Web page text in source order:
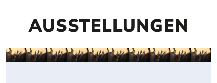
AUSSTELLUNGEN